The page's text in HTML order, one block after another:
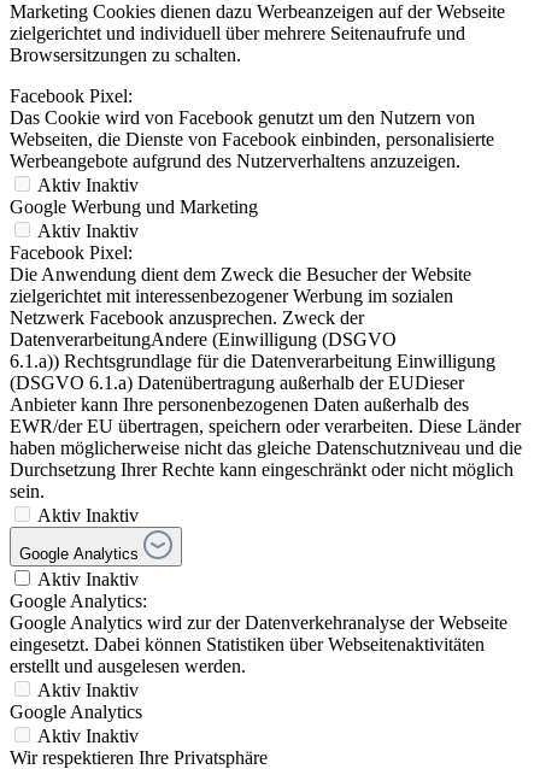
Marketing Cookies dienen dazu Werbeanzeigen auf der Webseite
zielgerichtet und individuell über mehrere Seitenaufrufe und
Browsersitzungen zu schalten.
Facebook Pixel:
Das Cookie wird von Facebook genutzt um den Nutzern von
Webseiten, die Dienste von Facebook einbinden, personalisierte
Werbeangebote aufgrund des Nutzerverhaltens anzuzeigen.
Aktiv Inaktiv
Google Werbung und Marketing
Aktiv Inaktiv
Facebook Pixel:
Die Anwendung dient dem Zweck die Besucher der Website
zielgerichtet mit interessenbezogener Werbung im sozialen
Netzwerk Facebook anzusprechen. Zweck der
DatenverarbeitungAndere (Einwilligung (DSGVO
6.1.a)) Rechtsgrundlage für die Datenverarbeitung Einwilligung
(DSGVO 6.1.a) Datenübertragung außerhalb der EUDieser
Anbieter kann Ihre personenbezogenen Daten außerhalb des
EWR/der EU übertragen, speichern oder verarbeiten. Diese Länder
haben möglicherweise nicht das gleiche Datenschutzniveau und die
Durchsetzung Ihrer Rechte kann eingeschränkt oder nicht möglich
sein.
Aktiv Inaktiv
Google Analytics
Aktiv Inaktiv
Google Analytics:
Google Analytics wird zur der Datenverkehranalyse der Webseite
eingesetzt. Dabei können Statistiken über Webseitenaktivitäten
erstellt und ausgelesen werden.
Aktiv Inaktiv
Google Analytics
Aktiv Inaktiv
Wir respektieren Ihre Privatsphäre